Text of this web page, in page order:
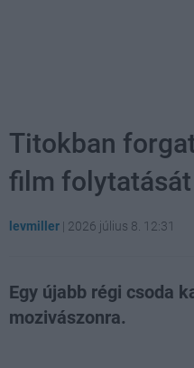
Titokban
film folytatását
levmiller | 2026 július 8. 12:31
Egy újabb régi csoda
mozivászonra.